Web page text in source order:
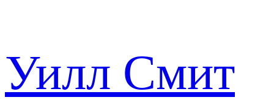
Уилл Смит